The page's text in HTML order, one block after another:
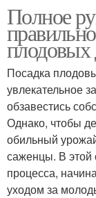
Полное
плодовых
Посадка
увлекательное
обзавестись
Однако, чтобы
обильный
саженцы. В этой
процесса,
уходом за